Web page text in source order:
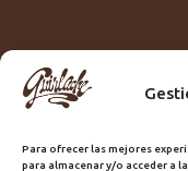
Para ofrecer las mejores
para almacenar y/o acceder a
Titular:
ROME
Domicilio:Calle